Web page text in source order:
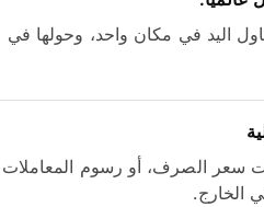
اليد في مكان واحد، وحولها في
سعر الصرف، أو رسوم المعاملات